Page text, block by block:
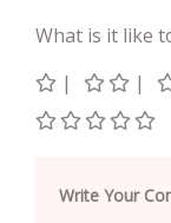
What is it like